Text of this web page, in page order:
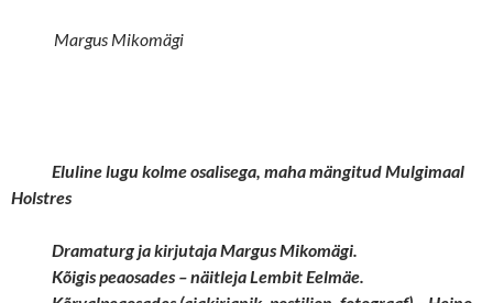
Margus Mikomägi
Eluline lugu kolme osalisega, maha mängitud Mulgimaal
Holstres
Dramaturg ja kirjutaja Margus Mikomägi.
Kõigis peaosades – näitleja Lembit Eelmäe.